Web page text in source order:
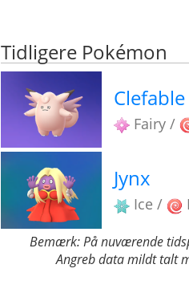
Tidligere Pokémon
Clefable
Fairy /
Jynx
Ice /
Bemærk: På nuværende
Angreb data mildt talt